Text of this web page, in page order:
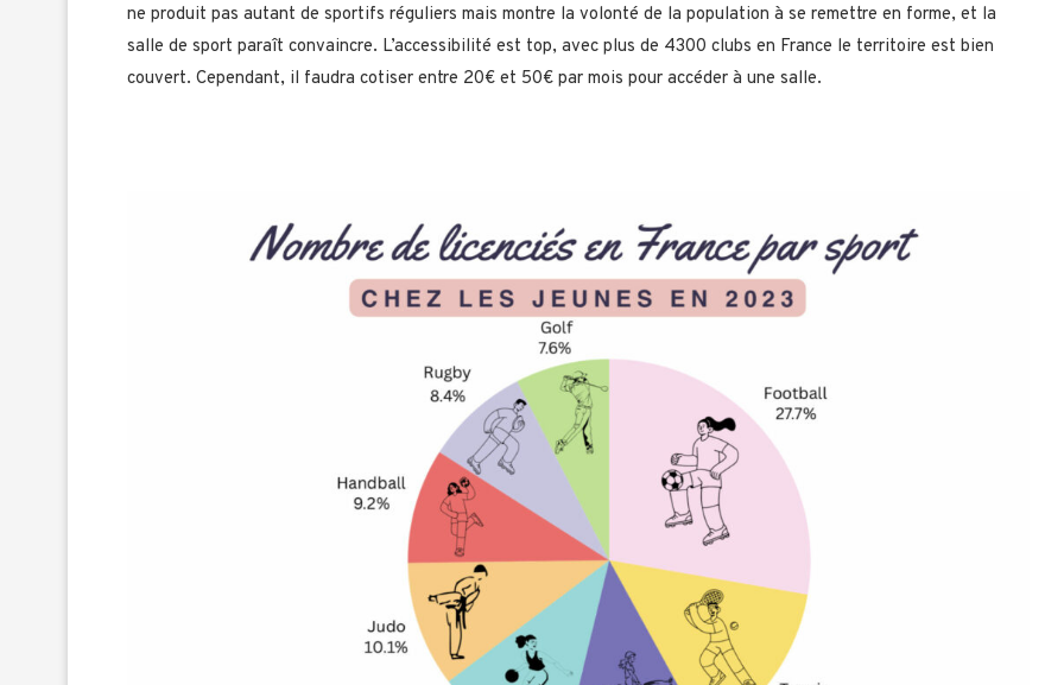
ne produit pas autant de sportifs réguliers mais montre la volonté de la population à se remettre en forme, et la
salle de sport paraît convaincre. L’accessibilité est top, avec plus de 4300 clubs en France le territoire est bien
couvert. Cependant, il faudra cotiser entre 20€ et 50€ par mois pour accéder à une salle.